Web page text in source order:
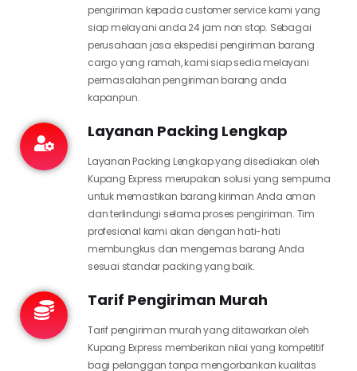
pengiriman kepada customer service kami yang
siap melayani anda 24 jam non stop. Sebagai
perusahaan jasa ekspedisi pengiriman barang
cargo yang ramah, kami siap sedia melayani
permasalahan pengiriman barang anda
kapanpun.
Layanan Packing Lengkap
Layanan Packing Lengkap yang disediakan oleh
Kupang Express merupakan solusi yang sempurna
untuk memastikan barang kiriman Anda aman
dan terlindungi selama proses pengiriman. Tim
profesional kami akan dengan hati-hati
membungkus dan mengemas barang Anda
sesuai standar packing yang baik.
Tarif Pengiriman Murah
Tarif pengiriman murah yang ditawarkan oleh
Kupang Express memberikan nilai yang kompetitif
bagi pelanggan tanpa mengorbankan kualitas